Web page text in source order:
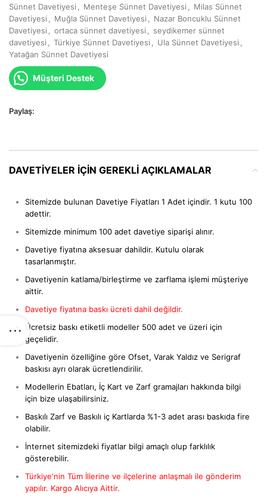
Sünnet Davetiyesi
Menteşe Sünnet Davetiyesi
Milas Sünnet
Davetiyesi
Muğla Sünnet Davetiyesi
Nazar Boncuklu Sünnet
Davetiyesi
ortaca sünnet davetiyesi
seydikemer sünnet
davetiyesi
Türkiye Sünnet Davetiyesi Ula Sünnet Davetiyesi
Yatağan Sünnet Davetiyesi
Müşteri Destek
Paylaş:
DAVETIYELER IÇIN GEREKLI AÇIKLAMALAR
Sitemizde bulunan Davetiye Fiyatları 1 Adet içindir. 1 kutu 100
adettir.
Sitemizde minimum 100 adet davetiye siparişi alınır.
Davetiye fiyatına aksesuar dahildir. Kutulu olarak
tasarlanmıştır.
Davetiyenin katlama/birleştirme ve zarflama işlemi müşteriye
aittir.
Davetiye fiyatına baskı ücreti dahil değildir.
Ücretsiz baskı etiketli modeller 500 adet ve üzeri için
geçelidir.
Davetiyenin özelliğine göre Ofset, Varak Yaldız ve Serigraf
baskısı ayrı olarak ücretlendirilir.
Modellerin Ebatları, İç Kart ve Zarf gramajları hakkında bilgi
için bize ulaşabilirsiniz.
Baskılı Zarf ve Baskılı iç Kartlarda %1-3 adet arası baskıda fire
olabilir.
İnternet sitemizdeki fiyatlar bilgi amaçlı olup farklılık
gösterebilir.
Türkiye'nin Tüm İllerine ve ilçelerine anlaşmalı ile gönderim
yapılır. Kargo Alıcıya Aittir.